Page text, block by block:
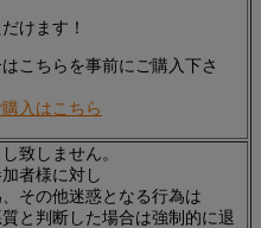
けます！
こちらを事前にご購入下さ
入はこちら
致しません。
者様に対し
その他迷惑となる行為は
と判断した場合は強制的に退